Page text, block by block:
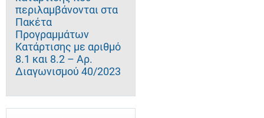
περιλαμβάνονται στα
Πακέτα
Προγραμμάτων
Κατάρτισης με αριθμό
8.1 και 8.2 – Αρ.
Διαγωνισμού 40/2023